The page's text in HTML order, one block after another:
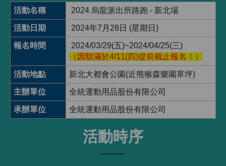
活動名稱 2024 烏龍派出所路跑 - 新北場
活動日期 2024年7月28日 (星期日)
報名時間
2024/03/29(五)~2024/04/25(三)
（因額滿於4/11(四)提前截止報名！）
活動地點 新北大都會公園(近熊猴森樂園草坪)
主辦單位 全統運動用品股份有限公司
承辦單位 全統運動用品股份有限公司
活動時序